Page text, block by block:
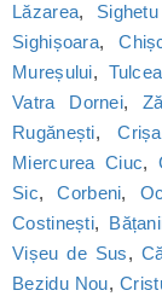
Lăzarea,
Sighișoara,
Mureșului, Tulcea
Vatra Dornei,
Rugănești,
Miercurea Ciuc,
Sic,Corbeni,
Costinești,
Vișeu de Sus,
Bezidu Nou,